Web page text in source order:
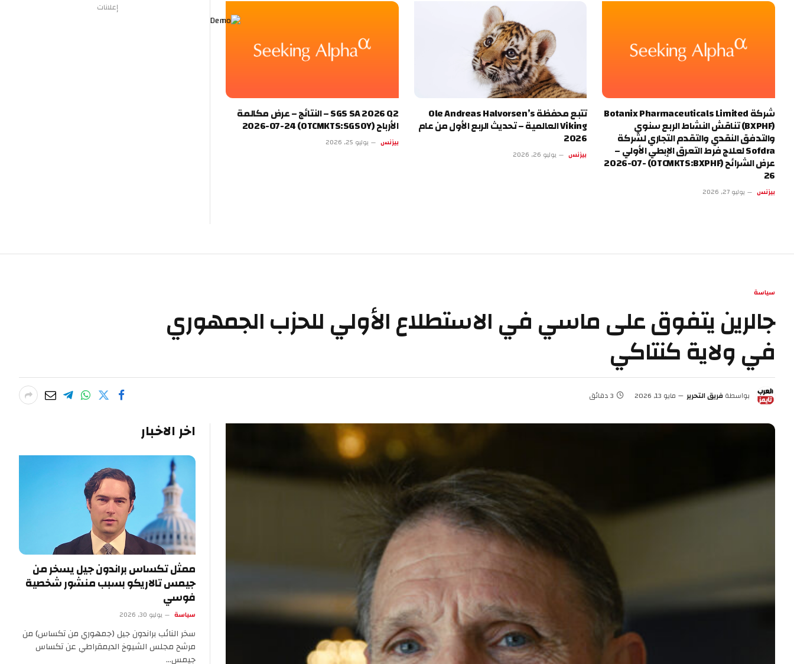
شركة Botanix Pharmaceuticals Limited
(BXPHF) تناقش النشاط الربع سنوي
والتدفق النقدي والتقدم التجاري لشركة
Sofdra لعلاج فرط التعرق الإبطي الأولي –
عرض الشرائح (OTCMKTS:BXPHF) 2026-07-
26
بيزنس يوليو 27, 2026
تتبع محفظة Ole Andreas Halvorsen’s
Viking العالمية – تحديث الربع الأول من عام
2026
بيزنس يوليو 26, 2026
SGS SA 2026 Q2 – النتائج – عرض مكالمة
الأرباح (OTCMKTS:SGSOY) 2026-07-24
بيزنس يوليو 25, 2026
إعلانات
سياسة
جالرين يتفوق على ماسي في الاستطلاع الأولي للحزب الجمهوري
في ولاية كنتاكي
بواسطةفريق التحرير مايو 13, 2026 3 دقائق
اخر الاخبار
ممثل تكساس براندون جيل يسخر من
جيمس تالاريكو بسبب منشور شخصية
فوسي
سياسة يوليو 30, 2026
سخر النائب براندون جيل (جمهوري من تكساس) من
مرشح مجلس الشيوخ الديمقراطي عن تكساس
جيمس…